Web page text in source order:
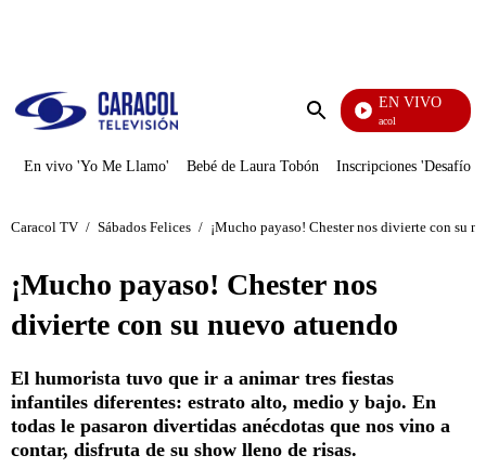
Enviar
EN VIVO
Noticias Caracol
En vivo 'Yo Me Llamo' Bebé de Laura Tobón Inscripciones 'Desafío'
Caracol TV / Sábados Felices / ¡Mucho payaso! Chester nos divierte con su
¡Mucho payaso! Chester nos
divierte con su nuevo atuendo
El humorista tuvo que ir a animar tres fiestas
infantiles diferentes: estrato alto, medio y bajo. En
todas le pasaron divertidas anécdotas que nos vino a
contar, disfruta de su show lleno de risas.